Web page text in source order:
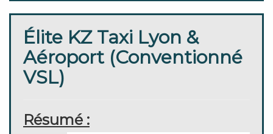
Élite KZ Taxi Lyon &
Aéroport (Conventionné
VSL)
Résumé :